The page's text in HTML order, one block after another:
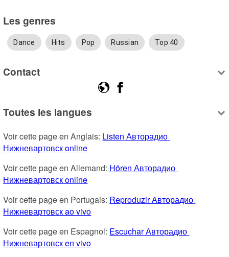
Les genres
Dance Hits Pop Russian Top 40
Contact
Toutes les langues
Voir cette page en Anglais: Listen Авторадио
Нижневартовск online
Voir cette page en Allemand: Hören Авторадио
Нижневартовск online
Voir cette page en Portugais: Reproduzir Авторадио
Нижневартовск ao vivo
Voir cette page en Espagnol: Escuchar Авторадио
Нижневартовск en vivo